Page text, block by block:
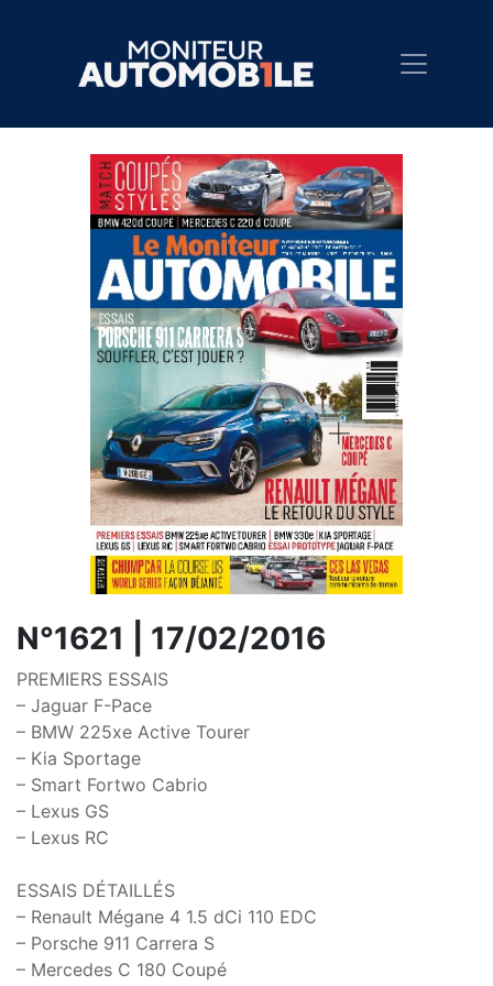
N°1621 | 17/02/2016
PREMIERS ESSAIS
– Jaguar F-Pace
– BMW 225xe Active Tourer
– Kia Sportage
– Smart Fortwo Cabrio
– Lexus GS
– Lexus RC
ESSAIS DÉTAILLÉS
– Renault Mégane 4 1.5 dCi 110 EDC
– Porsche 911 Carrera S
– Mercedes C 180 Coupé